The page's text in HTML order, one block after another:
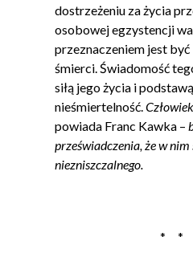
dostrzeżeniu za życia
osobowej egzystencji
przeznaczeniem jest być
śmierci. Świadomość
siłą jego życia i
nieśmiertelność.
powiada Franc Kawka –
przeświadczenia, że w
niezniszczalnego.
* *